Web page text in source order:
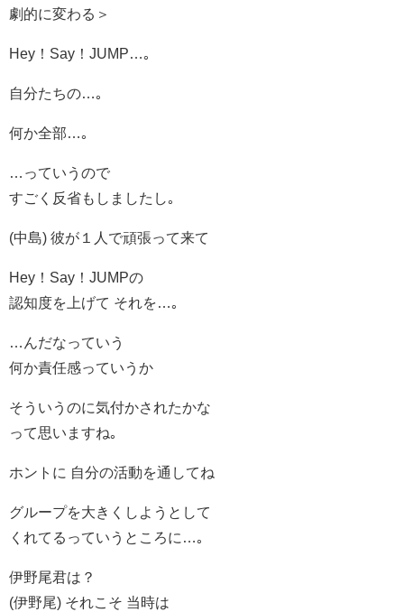
劇的に変わる＞
Hey！Say！JUMP…｡
自分たちの…｡
何か全部…｡
…っていうので
すごく反省もしましたし｡
(中島) 彼が１人で頑張って来て
Hey！Say！JUMPの
認知度を上げて それを…｡
…んだなっていう
何か責任感っていうか
そういうのに気付かされたかな
って思いますね｡
ホントに 自分の活動を通してね
グループを大きくしようとして
くれてるっていうところに…｡
伊野尾君は？
(伊野尾) それこそ 当時は